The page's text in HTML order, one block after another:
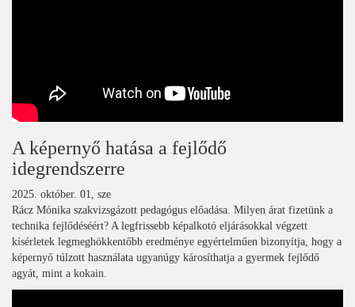
A képernyő hatása a fejlődő
idegrendszerre
2025. október. 01, sze
Rácz Mónika szakvizsgázott pedagógus előadása. Milyen árat fizetünk a
technika fejlődéséért? A legfrissebb képalkotó eljárásokkal végzett
kísérletek legmeghökkentőbb eredménye egyértelműen bizonyítja, hogy a
képernyő túlzott használata ugyanúgy károsíthatja a gyermek fejlődő
agyát, mint a kokain.